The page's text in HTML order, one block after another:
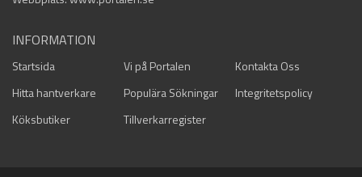
INFORMATION
Startsida Vi på Portalen
Kontakta Oss
Hitta hantverkare
Populära Sökningar
Integritetspolicy
Köksbutiker
Tillverkarregister